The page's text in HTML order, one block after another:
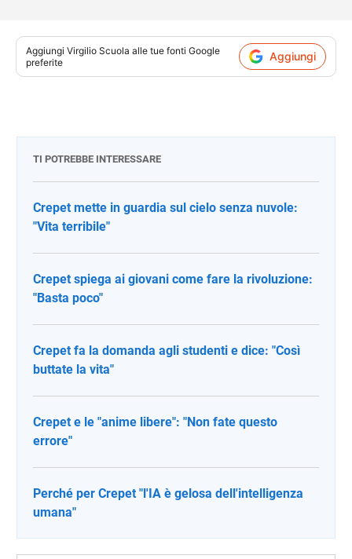
Aggiungi Virgilio Scuola alle tue fonti Google
preferite
Aggiungi
TI POTREBBE INTERESSARE
Crepet mette in guardia sul cielo senza nuvole:
"Vita terribile"
Crepet spiega ai giovani come fare la rivoluzione:
"Basta poco"
Crepet fa la domanda agli studenti e dice: "Così
buttate la vita"
Crepet e le "anime libere": "Non fate questo
errore"
Perché per Crepet "l'IA è gelosa dell'intelligenza
umana"